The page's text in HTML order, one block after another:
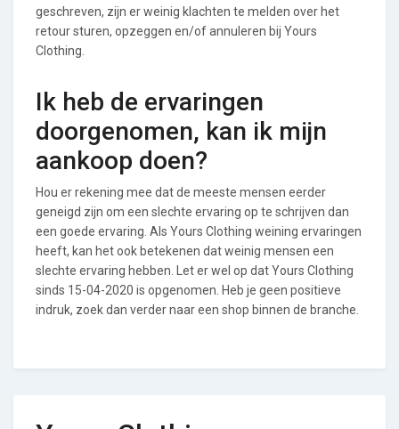
geschreven, zijn er weinig klachten te melden over het
retour sturen, opzeggen en/of annuleren bij Yours
Clothing.
Ik heb de ervaringen
doorgenomen, kan ik mijn
aankoop doen?
Hou er rekening mee dat de meeste mensen eerder
geneigd zijn om een slechte ervaring op te schrijven dan
een goede ervaring. Als Yours Clothing weining ervaringen
heeft, kan het ook betekenen dat weinig mensen een
slechte ervaring hebben. Let er wel op dat Yours Clothing
sinds 15-04-2020 is opgenomen. Heb je geen positieve
indruk, zoek dan verder naar een shop binnen de branche.